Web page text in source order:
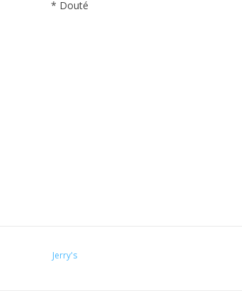
* Douté
Jerry's